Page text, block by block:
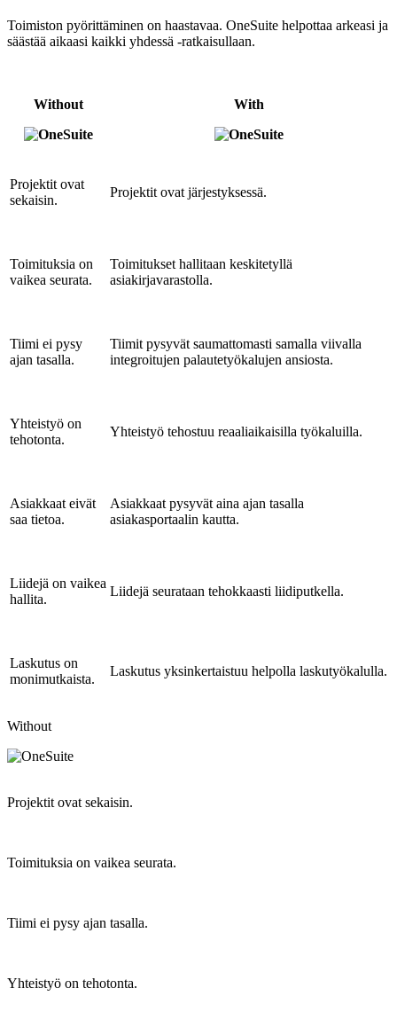
Toimiston pyörittäminen on haastavaa. OneSuite helpottaa arkeasi ja
säästää aikaasi kaikki yhdessä -ratkaisullaan.
Without With
Projektit ovat
sekaisin.
Projektit ovat järjestyksessä.
Toimituksia on
vaikea seurata.
Toimitukset hallitaan keskitetyllä
asiakirjavarastolla.
Tiimi ei pysy
ajan tasalla.
Tiimit pysyvät saumattomasti samalla viivalla
integroitujen palautetyökalujen ansiosta.
Yhteistyö on
tehotonta.
Yhteistyö tehostuu reaaliaikaisilla työkaluilla.
Asiakkaat eivät
saa tietoa.
Asiakkaat pysyvät aina ajan tasalla
asiakasportaalin kautta.
Liidejä on vaikea
hallita.
Liidejä seurataan tehokkaasti liidiputkella.
Laskutus on
monimutkaista.
Laskutus yksinkertaistuu helpolla laskutyökalulla.
Without
Projektit ovat sekaisin.
Toimituksia on vaikea seurata.
Tiimi ei pysy ajan tasalla.
Yhteistyö on tehotonta.